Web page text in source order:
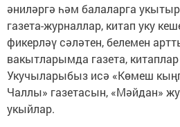
әниләргә һәм балаларга
газета-журналлар, китап уку
фикерләү сәләтен, белемен
вакытларымда газета,
Укучыларыбыз исә «Көмеш
Чаллы» газетасын, «Мәйдан»
укыйлар.